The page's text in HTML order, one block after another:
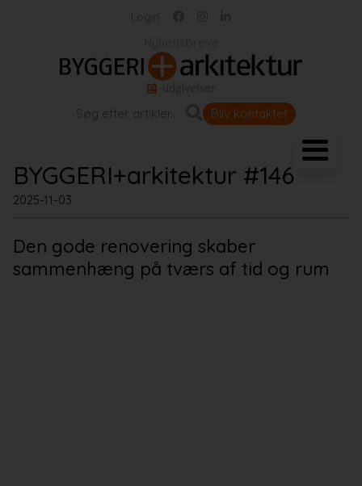
Bliv kontaktet
Landskab og byrum
Bygningen
Projekter
Portrætter
BYGGERI+arkitektur #146
2025-11-03
Den gode renovering skaber
sammenhæng på tværs af tid og rum